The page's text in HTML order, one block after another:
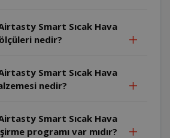
Smart Sıcak Hava
nedir?
Smart Sıcak Hava
nedir?
Smart Sıcak Hava
programı var mıdır?